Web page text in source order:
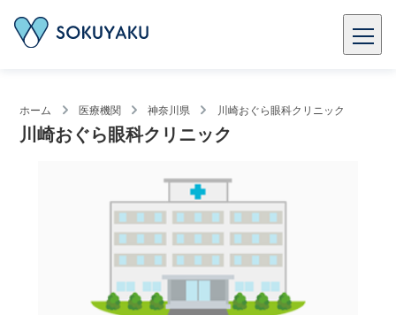
ホーム 医療機関 神奈川県 川崎おぐら眼科クリニック
川崎おぐら眼科クリニック